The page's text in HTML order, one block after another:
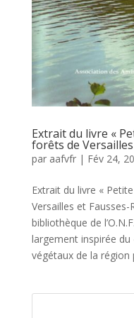
Extrait du livre «
forêts de
par aafvfr| Fév 24,
Extrait du livre «
Versailles et Fausses-
bibliothèque de
largement inspirée
végétaux de la région